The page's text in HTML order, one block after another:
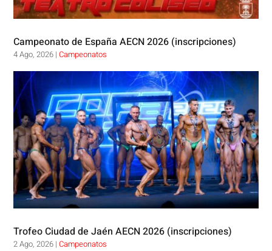
Campeonato de España AECN 2026 (inscripciones)
4 Ago, 2026 |Campeonatos
Trofeo Ciudad de Jaén AECN 2026 (inscripciones)
2 Ago, 2026 |Campeonatos